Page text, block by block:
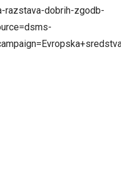
razstava-dobrih-zgodb-